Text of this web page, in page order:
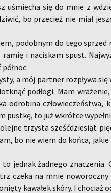
uśmie­cha się do mnie z
bo prze­cież nie miał
po­dob­nym do tego sprzed
i na­ci­skam spust.
pół­noc.
a mój part­ner roz­pły­wa
pod­ło­gi. Mam
odro­bi­na czło­wie­czeń­stwa,
pust­kę, to już wkrót­ce
trzy­sta sześć­dzie­siąt
bo nie wiem do końca,
jed­nak żad­ne­go zna­cze­nia.
czeka na mnie
ka­wa­łek skóry. I